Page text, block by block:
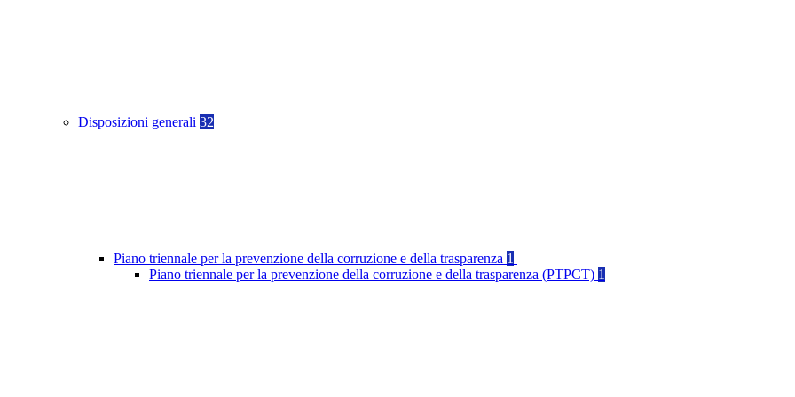
Disposizioni generali 32
Piano triennale per la prevenzione della corruzione e della trasparenza 1
Piano triennale per la prevenzione della corruzione e della trasparenza (PTPCT) 1